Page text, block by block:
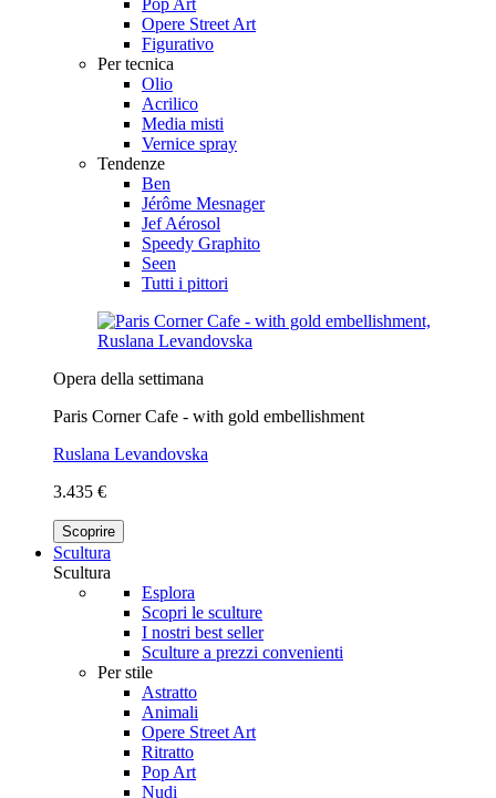
Opere Street Art
Figurativo
Per tecnica
Olio
Acrilico
Media misti
Vernice spray
Tendenze
Ben
Jérôme Mesnager
Jef Aérosol
Speedy Graphito
Seen
Tutti i pittori
Opera della settimana
Paris Corner Cafe - with gold embellishment
Ruslana Levandovska
3.435 €
Scoprire
Scultura
Scultura
Esplora
Scopri le sculture
I nostri best seller
Sculture a prezzi convenienti
Per stile
Astratto
Animali
Opere Street Art
Ritratto
Pop Art
Nudi